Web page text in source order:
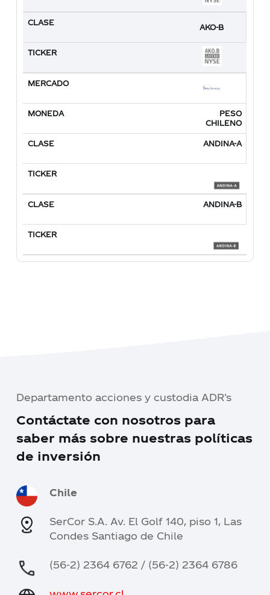
AKO-B
PESO
CHILENO
ANDINA-A
ANDINA-B
Departamento acciones y custodia ADR’s
Contáctate con nosotros para
saber más sobre nuestras políticas
de inversión
Chile
SerCor S.A. Av. El Golf 140, piso 1, Las
Condes Santiago de Chile
(56-2) 2364 6762 / (56-2) 2364 6786